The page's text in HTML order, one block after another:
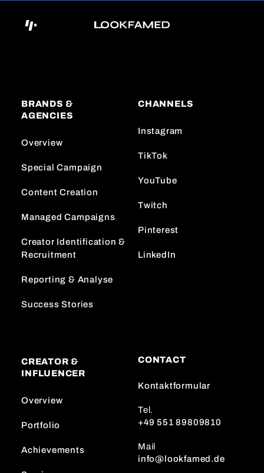
BRANDS &
AGENCIES
Overview
Special Campaign
Content Creation
Managed Campaigns
Creator Identification &
Recruitment
Reporting & Analyse
Success Stories
CHANNELS
Instagram
TikTok
YouTube
Twitch
Pinterest
LinkedIn
CREATOR &
INFLUENCER
Overview
Portfolio
Achievements
CONTACT
Kontaktformular
Tel.
+49 551 89809810
Mail
info@lookfamed.de